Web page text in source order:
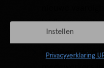
Instellen
Privacyverklaring
leidinggevende
leraar wordt
Het leert de